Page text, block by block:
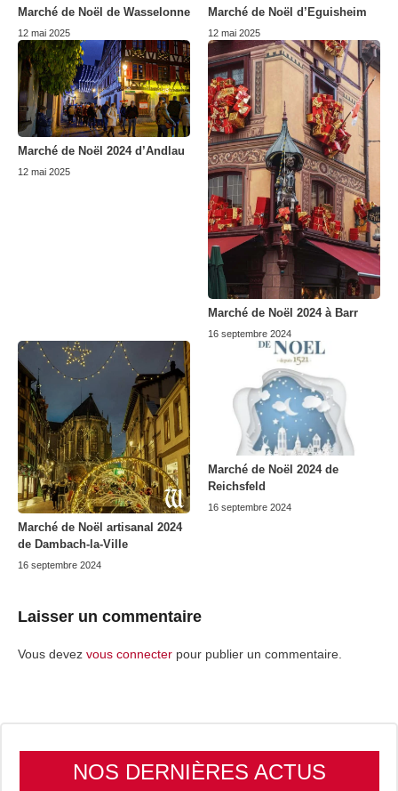
Marché de Noël de Wasselonne
12 mai 2025
Marché de Noël d’Eguisheim
12 mai 2025
Marché de Noël 2024 d’Andlau
12 mai 2025
Marché de Noël 2024 à Barr
16 septembre 2024
Marché de Noël artisanal 2024
de Dambach-la-Ville
16 septembre 2024
Marché de Noël 2024 de
Reichsfeld
16 septembre 2024
Laisser un commentaire
Vous devez vous connecter pour publier un commentaire.
NOS DERNIÈRES ACTUS